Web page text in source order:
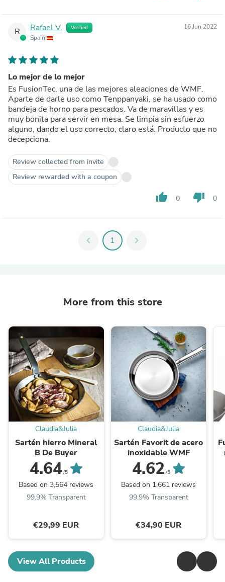
R Rafael V. Verified
Spain
16 Jun 2022
Lo mejor de lo mejor
Es FusionTec, una de las mejores aleaciones de WMF.
Aparte de darle uso como Tenppanyaki, se ha usado como
bandeja de horno para pescados. Va de maravillas y es
muy bonita para servir en mesa. Se limpia sin esfuerzo
alguno, dando el uso correcto, claro está. Producto que no
decepciona.
Review collected from invite
Review rewarded with a coupon
thumb_up 0 thumb_down 0
chevron_left 1 chevron_right
More from this store
Claudia&Julia
Sartén hierro Mineral
B De Buyer
4.64/5
Based on 3,564 reviews
99.9% Transparent
€29,99 EUR
Claudia&Julia
Sartén Favorit de acero
inoxidable WMF
4.62 /5
Based on 1,661 reviews
99.9% Transparent
€34,90 EUR
View All Products